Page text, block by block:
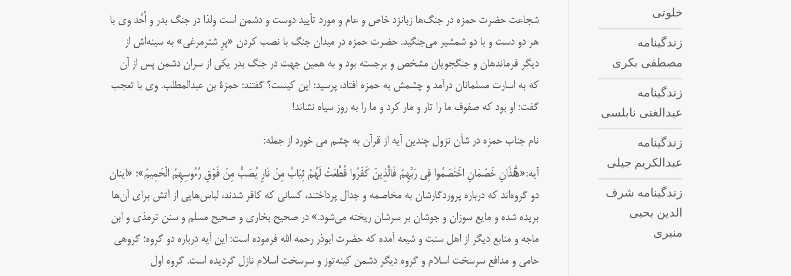
شجاعت حضرت حمزه در جنگ‌ها زبانزد خاص و عام و مورد تأیید دوست و دشمن است ولذا در جنگ بدر و اُحُد وی با
هر دو دست و با دو شمشیر می‌‌جنگید. حضرت حمزه در میدان جنگ با نصب کردن «پرِ شترمرغی» به سینه‌اش از
دیگر فرماندهان و جنگجویان مشخص و برجسته بود و به همین جهت در جنگ بدر یکی از سران دشمن پس از آن
که به اسارت مسلمانان درآمد و چشمش به حمزه افتاد، پرسید: این کیست؟ گفتند: حمزة بن عبدالمطلب. وی با تعجب
گفت: او بود که صفوف ما را تار و مار کرد و ما را به روز سیاه نشاند!
نام جناب حمزه در شأن نزول چندین آیه از قرآن به چشم می خورد از جمله:
آیه:«هَٰذَانِ خَصْمَانِ اخْتَصَمُوا فِي رَبِّهِمْ فَالَّذِينَ كَفَرُوا قُطِّعَتْ لَهُمْ ثِيَابٌ مِنْ نَارٍ يُصَبُّ مِنْ فَوْقِ رُءُوسِهِمُ الْحَمِيمُ»؛ «اینان
دو گروه‌اند که درباره پروردگارشان به مخاصمه و جدال پرداختند، کسانی که کافر شدند، لباس‌هایی از آتش برای آن‌ها
بریده شده و مایع سوزان و جوشان بر سرشان ریخته می‌‌شود.» در صحیح بخاری و صحیح مسلم و سنن ترمذی و ابن
ماجه و منابع دیگر از اهل سنت و شیعه آمده که حضرت ابوذر رحمه الله فرموده است: این آیه درباره دو گروه؛ گروهی
حامی‌‌ و مدافع سرسخت اسلام و گروه دیگر دشمن کینه‌توز و سرسخت اسلام نازل گردیده است. گروه اول
خلوتی
زندگینامه
مصطفی بکری
زندگینامه
عبدالغنی نابلسی
زندگینامه
عبدالکریم جیلی
زندگینامه شرف
الدین یحیی
منیری